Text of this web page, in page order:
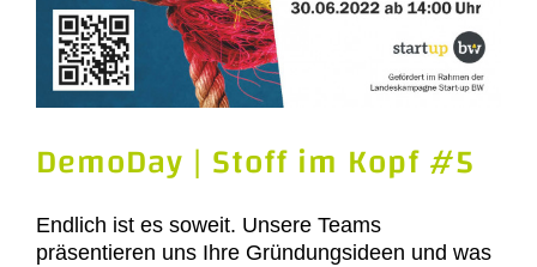
DemoDay | Stoff im Kopf #5
Endlich ist es soweit. Unsere Teams
präsentieren uns Ihre Gründungsideen und was